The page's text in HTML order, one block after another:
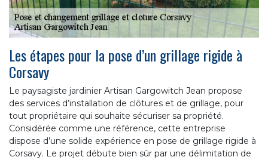
Les étapes pour la pose d’un grillage rigide à
Corsavy
Le paysagiste jardinier Artisan Gargowitch Jean propose
des services d’installation de clôtures et de grillage, pour
tout propriétaire qui souhaite sécuriser sa propriété.
Considérée comme une référence, cette entreprise
dispose d’une solide expérience en pose de grillage rigide à
Corsavy. Le projet débute bien sûr par une délimitation de